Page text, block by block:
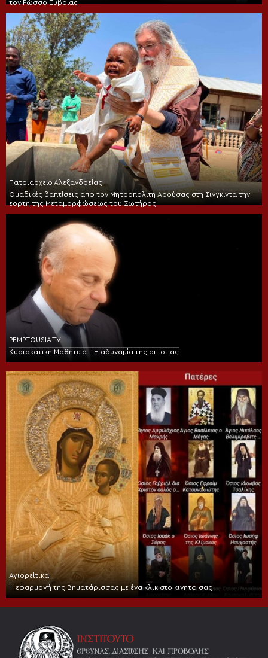
τον Ρώσσο Ευβοίας
Πατριαρχείο Αλεξανδρείας
Ομαδικές βαπτίσεις από τον Μητροπολίτη Αρούσας στη Σινγκίντα την
εορτή της Μεταμορφώσεως του Σωτήρος
PEMPTOUSIA TV
Κυριακάτικη Μαθητεία – Η αδυναμία της απιστίας
Αγιορείτικα
Η εφαρμογή της Βηματάρισσας με ένα κλικ στο κινητό σας